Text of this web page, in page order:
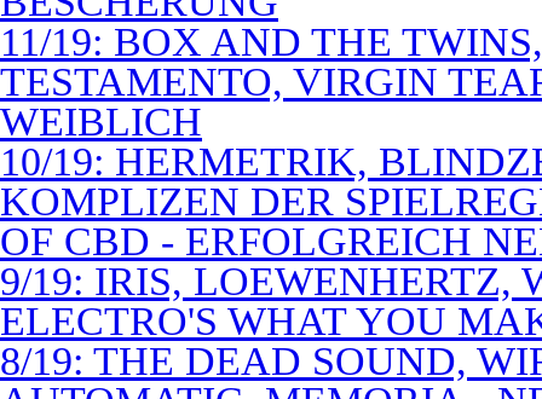
11/19: BOX AND THE
TESTAMENTO, VIRGIN
WEIBLICH
10/19: HERMETRIK,
KOMPLIZEN DER
OF CBD - ERFOLGREICH
9/19: IRIS, LOEWENHERTZ,
ELECTRO'S WHAT YOU
8/19: THE DEAD SOUND,